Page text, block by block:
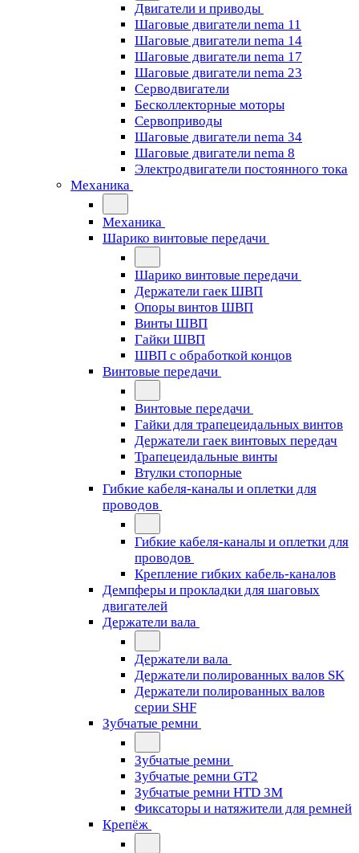
Двигатели и приводы
Шаговые двигатели nema 11
Шаговые двигатели nema 14
Шаговые двигатели nema 17
Шаговые двигатели nema 23
Cерводвигатели
Бесколлекторные моторы
Сервоприводы
Шаговые двигатели nema 34
Шаговые двигатели nema 8
Электродвигатели постоянного тока
Механика
Механика
Шарико винтовые передачи
Шарико винтовые передачи
Держатели гаек ШВП
Опоры винтов ШВП
Винты ШВП
Гайки ШВП
ШВП с обработкой концов
Винтовые передачи
Винтовые передачи
Гайки для трапецеидальных винтов
Держатели гаек винтовых передач
Трапецеидальные винты
Втулки стопорные
Гибкие кабеля-каналы и оплетки для
проводов
Гибкие кабеля-каналы и оплетки для
проводов
Крепление гибких кабель-каналов
Демпферы и прокладки для шаговых
двигателей
Держатели вала
Держатели вала
Держатели полированных валов SK
Держатели полированных валов
серии SHF
Зубчатые ремни
Зубчатые ремни
Зубчатые ремни GT2
Зубчатые ремни HTD 3M
Фиксаторы и натяжители для ремней
Крепёж